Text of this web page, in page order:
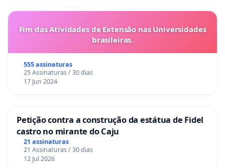
Fim das Atividades de Extensão nas Universidades
brasileiras.
555 assinaturas
25 Assinaturas / 30 dias
17 Jun 2024
Petição contra a construção da estátua de Fidel
castro no mirante do Caju
21 assinaturas
21 Assinaturas / 30 dias
12 Jul 2026